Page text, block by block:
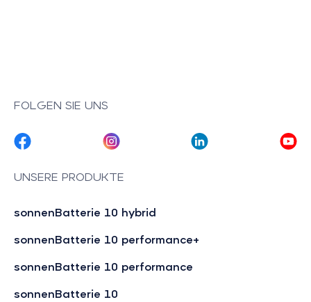
FOLGEN SIE UNS
UNSERE PRODUKTE
sonnenBatterie 10 hybrid
sonnenBatterie 10 performance+
sonnenBatterie 10 performance
sonnenBatterie 10